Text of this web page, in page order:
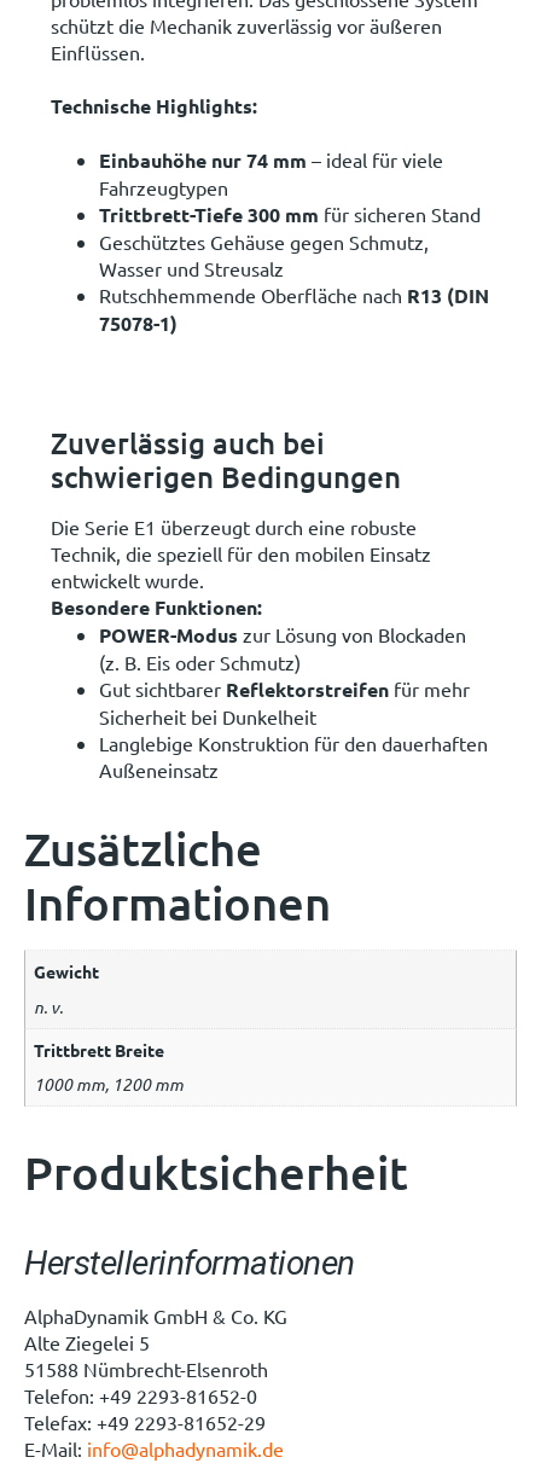
schützt die Mechanik zuverlässig vor äußeren
Einflüssen.
Technische Highlights:
Einbauhöhe nur 74 mm – ideal für viele
Fahrzeugtypen
Trittbrett-Tiefe 300 mm für sicheren Stand
Geschütztes Gehäuse gegen Schmutz,
Wasser und Streusalz
Rutschhemmende Oberfläche nach R13 (DIN
75078-1)
Zuverlässig auch bei
schwierigen Bedingungen
Die Serie E1 überzeugt durch eine robuste
Technik, die speziell für den mobilen Einsatz
entwickelt wurde.
Besondere Funktionen:
POWER-Modus zur Lösung von Blockaden
(z. B. Eis oder Schmutz)
Gut sichtbarer Reflektorstreifenfür mehr
Sicherheit bei Dunkelheit
Langlebige Konstruktion für den dauerhaften
Außeneinsatz
Zusätzliche
Informationen
Gewicht
n. v.
Trittbrett Breite
1000 mm, 1200 mm
Produktsicherheit
Herstellerinformationen
AlphaDynamik GmbH & Co. KG
Alte Ziegelei 5
51588 Nümbrecht-Elsenroth
Telefon: +49 2293-81652-0
Telefax: +49 2293-81652-29
E-Mail: info@alphadynamik.de